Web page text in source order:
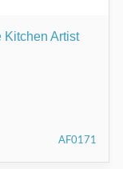
Kitchen Artist
AF0171